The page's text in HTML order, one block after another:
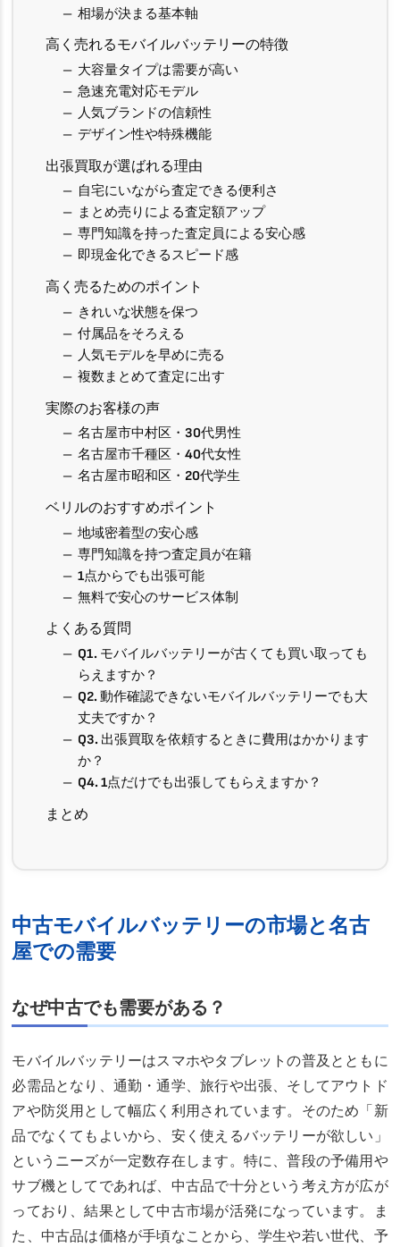
相場が決まる基本軸
高く売れるモバイルバッテリーの特徴
大容量タイプは需要が高い
急速充電対応モデル
人気ブランドの信頼性
デザイン性や特殊機能
出張買取が選ばれる理由
自宅にいながら査定できる便利さ
まとめ売りによる査定額アップ
専門知識を持った査定員による安心感
即現金化できるスピード感
高く売るためのポイント
きれいな状態を保つ
付属品をそろえる
人気モデルを早めに売る
複数まとめて査定に出す
実際のお客様の声
名古屋市中村区・30代男性
名古屋市千種区・40代女性
名古屋市昭和区・20代学生
ベリルのおすすめポイント
地域密着型の安心感
専門知識を持つ査定員が在籍
1点からでも出張可能
無料で安心のサービス体制
よくある質問
Q1. モバイルバッテリーが古くても買い取っても
らえますか？
Q2. 動作確認できないモバイルバッテリーでも大
丈夫ですか？
Q3. 出張買取を依頼するときに費用はかかります
か？
Q4. 1点だけでも出張してもらえますか？
まとめ
中古モバイルバッテリーの市場と名古
屋での需要
なぜ中古でも需要がある？
モバイルバッテリーはスマホやタブレットの普及とともに
必需品となり、通勤・通学、旅行や出張、そしてアウトド
アや防災用として幅広く利用されています。そのため「新
品でなくてもよいから、安く使えるバッテリーが欲しい」
というニーズが一定数存在します。特に、普段の予備用や
サブ機としてであれば、中古品で十分という考え方が広が
っており、結果として中古市場が活発になっています。ま
た、中古品は価格が手頃なことから、学生や若い世代、予